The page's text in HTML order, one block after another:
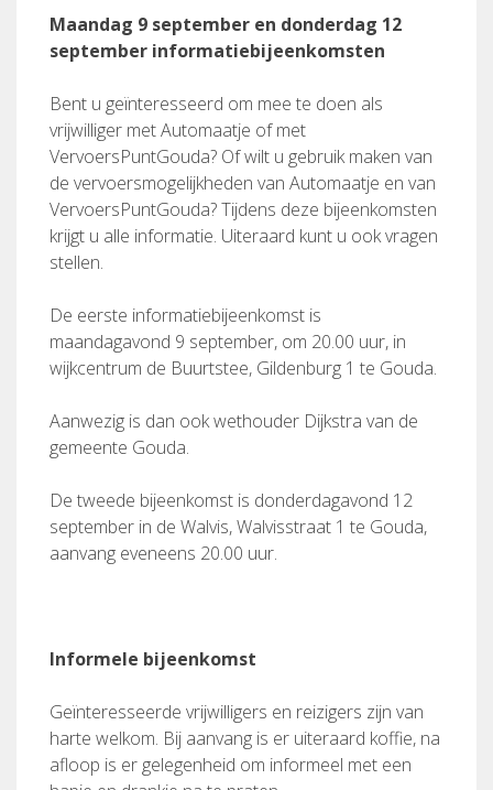
Maandag 9 september en donderdag 12
september informatiebijeenkomsten
Bent u geïnteresseerd om mee te doen als
vrijwilliger met Automaatje of met
VervoersPuntGouda? Of wilt u gebruik maken van
de vervoersmogelijkheden van Automaatje en van
VervoersPuntGouda? Tijdens deze bijeenkomsten
krijgt u alle informatie. Uiteraard kunt u ook vragen
stellen.
De eerste informatiebijeenkomst is
maandagavond 9 september, om 20.00 uur, in
wijkcentrum de Buurtstee, Gildenburg 1 te Gouda.
Aanwezig is dan ook wethouder Dijkstra van de
gemeente Gouda.
De tweede bijeenkomst is donderdagavond 12
september in de Walvis, Walvisstraat 1 te Gouda,
aanvang eveneens 20.00 uur.
Informele bijeenkomst
Geïnteresseerde vrijwilligers en reizigers zijn van
harte welkom. Bij aanvang is er uiteraard koffie, na
afloop is er gelegenheid om informeel met een